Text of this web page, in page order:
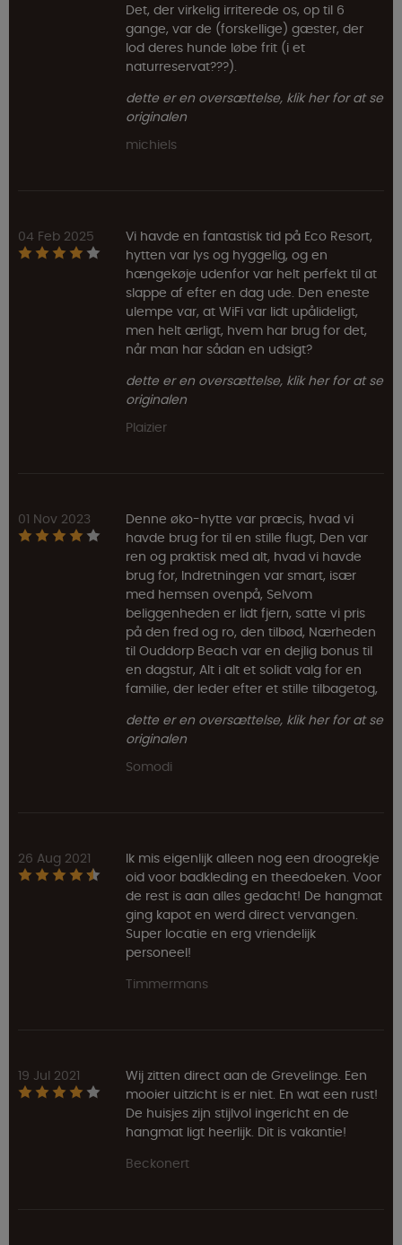
Det, der virkelig irriterede os, op til 6
gange, var de (forskellige) gæster, der
lod deres hunde løbe frit (i et
naturreservat???).
dette er en oversættelse, klik her for at se
originalen
michiels
04 Feb 2025
Vi havde en fantastisk tid på Eco Resort,
hytten var lys og hyggelig, og en
hængekøje udenfor var helt perfekt til at
slappe af efter en dag ude. Den eneste
ulempe var, at WiFi var lidt upålideligt,
men helt ærligt, hvem har brug for det,
når man har sådan en udsigt?
dette er en oversættelse, klik her for at se
originalen
Plaizier
01 Nov 2023
Denne øko-hytte var præcis, hvad vi
havde brug for til en stille flugt, Den var
ren og praktisk med alt, hvad vi havde
brug for, Indretningen var smart, især
med hemsen ovenpå, Selvom
beliggenheden er lidt fjern, satte vi pris
på den fred og ro, den tilbød, Nærheden
til Ouddorp Beach var en dejlig bonus til
en dagstur, Alt i alt et solidt valg for en
familie, der leder efter et stille tilbagetog,
dette er en oversættelse, klik her for at se
originalen
Somodi
26 Aug 2021
Ik mis eigenlijk alleen nog een droogrekje
oid voor badkleding en theedoeken. Voor
de rest is aan alles gedacht! De hangmat
ging kapot en werd direct vervangen.
Super locatie en erg vriendelijk
personeel!
Timmermans
19 Jul 2021
Wij zitten direct aan de Grevelinge. Een
mooier uitzicht is er niet. En wat een rust!
De huisjes zijn stijlvol ingericht en de
hangmat ligt heerlijk. Dit is vakantie!
Beckonert